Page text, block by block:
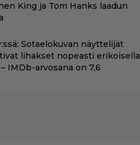
King ja Tom Hanks laadun
Sotaelokuvan näyttelijät
lihakset nopeasti erikoisella
IMDb-arvosana on 7,6